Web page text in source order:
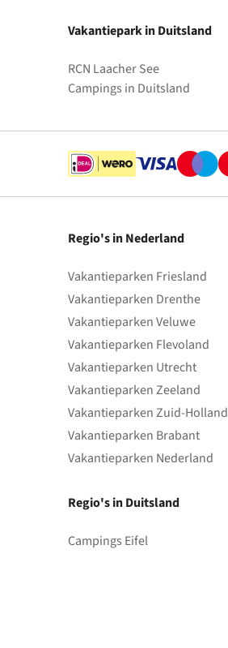
Vakantiepark in Duitsland
RCN Laacher See
Campings in Duitsland
Regio's in Nederland
Vakantieparken Friesland
Vakantieparken Drenthe
Vakantieparken Veluwe
Vakantieparken Flevoland
Vakantieparken Utrecht
Vakantieparken Zeeland
Vakantieparken Zuid-Holland
Vakantieparken Brabant
Vakantieparken Nederland
Regio's in Duitsland
Campings Eifel